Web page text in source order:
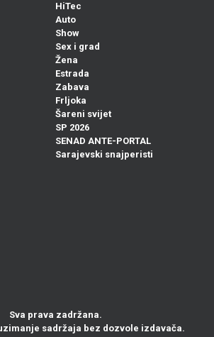
HiTec
Auto
Show
Sex i grad
Žena
Estrada
Zabava
Frljoka
Šareni svijet
SP 2026
SENAD ANTE-PORTAL
Sarajevski snajperisti
Sva prava zadržana.
sadržaja bez dozvole izdavača.